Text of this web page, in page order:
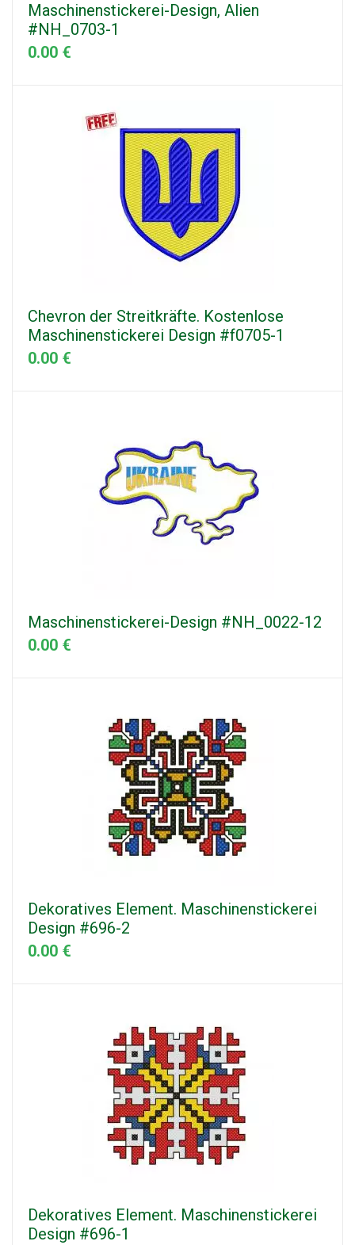
Maschinenstickerei-Design, Alien
#NH_0703-1
0.00 €
Chevron der Streitkräfte. Kostenlose
Maschinenstickerei Design #f0705-1
0.00 €
Maschinenstickerei-Design #NH_0022-12
0.00 €
Dekoratives Element. Maschinenstickerei
Design #696-2
0.00 €
Dekoratives Element. Maschinenstickerei
Design #696-1